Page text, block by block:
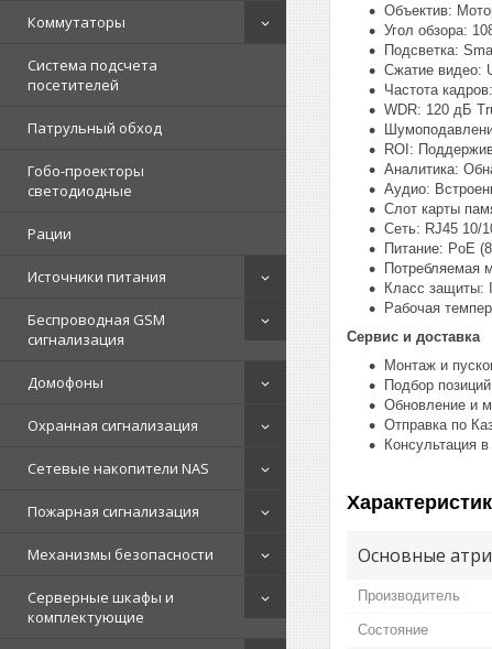
Коммутаторы
Система подсчета
посетителей
Патрульный обход
Гобо-проекторы
светодиодные
Рации
Источники питания
Беспроводная GSM
сигнализация
Домофоны
Охранная сигнализация
Сетевые накопители NAS
Пожарная сигнализация
Механизмы безопасности
Серверные шкафы и
комплектующие
Объектив:
Угол обзора:
Подсветка:
Сжатие видео:
Частота
WDR: 120 дБ
ROI:
Аналитика:
Аудио:
Слот карты
Сеть: RJ45 10/
Питание: PoE
Потребляемая
Класс защиты:
Рабочая
Сервис и доставка
Монтаж и
Подбор
Обновление и
Отправка по
Консультация в
Основные
Производитель
Состояние